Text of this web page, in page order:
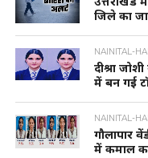
जिले का
NAINITAL-
दीश्रा
में बन गई
NAINITAL-
गौलापार
में कमाल